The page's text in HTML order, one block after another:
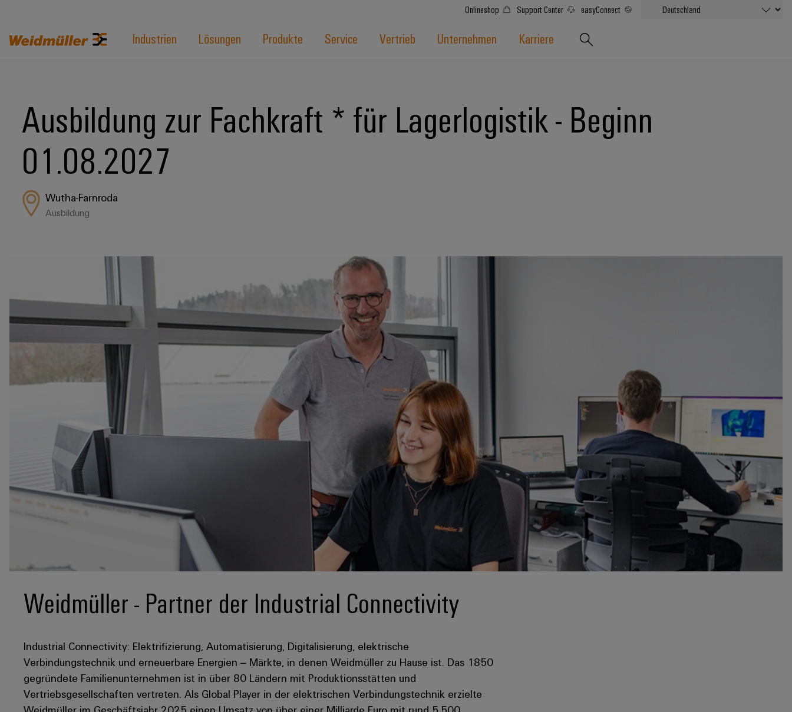
Onlineshop Support Center easyConnect
Industrien Lösungen Produkte Service Vertrieb Unternehmen Karriere
Ausbildung zur Fachkraft * für Lagerlogistik - Beginn
01.08.2027
Wutha-Farnroda
Ausbildung
Weidmüller - Partner der Industrial Connectivity
Industrial Connectivity: Elektrifizierung, Automatisierung, Digitalisierung, elektrische
Verbindungstechnik und erneuerbare Energien – Märkte, in denen Weidmüller zu Hause ist. Das 1850
gegründete Familienunternehmen ist in über 80 Ländern mit Produktionsstätten und
Vertriebsgesellschaften vertreten. Als Global Player in der elektrischen Verbindungstechnik erzielte
Weidmüller im Geschäftsjahr 2025 einen Umsatz von über einer Milliarde Euro mit rund 5.500